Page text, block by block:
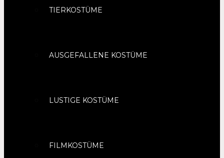
TIERKOSTÜME
AUSGEFALLENE KOSTÜME
LUSTIGE KOSTÜME
FILMKOSTÜME